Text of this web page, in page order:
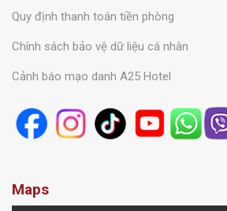
Quy định thanh toán tiền phòng
Chính sách bảo vệ dữ liệu cá nhân
Cảnh báo mạo danh A25 Hotel
Maps